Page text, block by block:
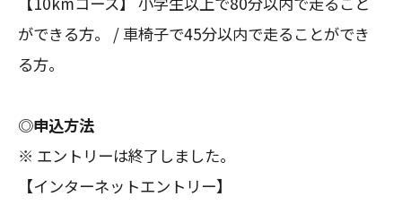
ができる方。 / 車椅子で45分以内で走ることができ
る方。
◎申込方法
※ エントリーは終了しました。
【インターネットエントリー】